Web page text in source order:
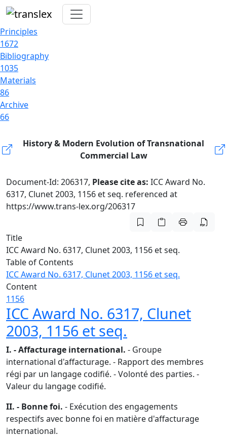
Principles
1672
Bibliography
1035
Materials
86
Archive
66
History & Modern Evolution of Transnational
Commercial Law
Document-Id: 206317, Please cite as: ICC Award No.
6317, Clunet 2003, 1156 et seq. referenced at
https://www.trans-lex.org/206317
Title
ICC Award No. 6317, Clunet 2003, 1156 et seq.
Table of Contents
ICC Award No. 6317, Clunet 2003, 1156 et seq.
Content
1156
ICC Award No. 6317, Clunet
2003, 1156 et seq.
I. - Affacturage international. - Groupe
international d'affacturage. - Rapport des membres
régi par un langage codifié. - Volonté des parties. -
Valeur du langage codifié.
II. - Bonne foi. - Exécution des engagements
respectifs avec bonne foi en matière d'affacturage
international.